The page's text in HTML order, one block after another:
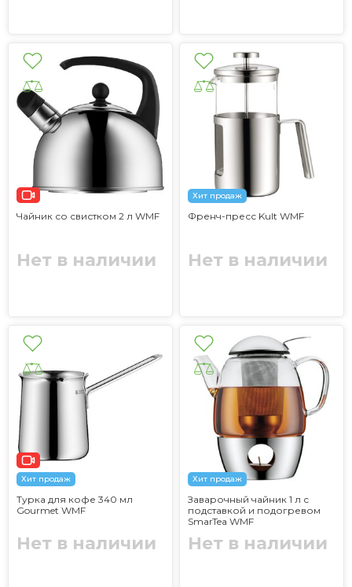
Чайник со свистком 2 л WMF
Нет в наличии
Хит продаж
Френч-пресс Kult WMF
Нет в наличии
Хит продаж
Турка для кофе 340 мл
Gourmet WMF
Нет в наличии
Хит продаж
Заварочный чайник 1 л с
подставкой и подогревом
SmarTea WMF
Нет в наличии